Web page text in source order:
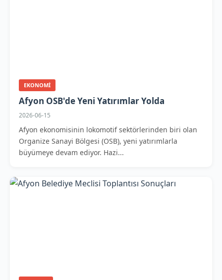
EKONOMI
Afyon OSB'de Yeni Yatırımlar Yolda
2026-06-15
Afyon ekonomisinin lokomotif sektörlerinden biri olan
Organize Sanayi Bölgesi (OSB), yeni yatırımlarla
büyümeye devam ediyor. Hazi...